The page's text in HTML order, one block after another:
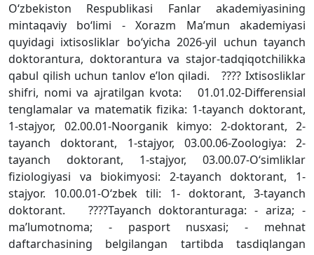
O‘zbekiston Respublikasi Fanlar akademiyasining
mintaqaviy bo‘limi - Xorazm Ma’mun akademiyasi
quyidagi ixtisosliklar bo‘yicha 2026-yil uchun tayanch
doktorantura, doktorantura va stajor-tadqiqotchilikka
qabul qilish uchun tanlov e’lon qiladi. ???? Ixtisosliklar
shifri, nomi va ajratilgan kvota: 01.01.02-Differensial
tenglamalar va matematik fizika: 1-tayanch doktorant,
1-stajyor, 02.00.01-Noorganik kimyo: 2-doktorant, 2-
tayanch doktorant, 1-stajyor, 03.00.06-Zoologiya: 2-
tayanch doktorant, 1-stajyor, 03.00.07-O‘simliklar
fiziologiyasi va biokimyosi: 2-tayanch doktorant, 1-
stajyor. 10.00.01-O‘zbek tili: 1- doktorant, 3-tayanch
doktorant. ????Tayanch doktoranturaga: - ariza; -
ma’lumotnoma; - pasport nusxasi; - mehnat
daftarchasining belgilangan tartibda tasdiqlangan